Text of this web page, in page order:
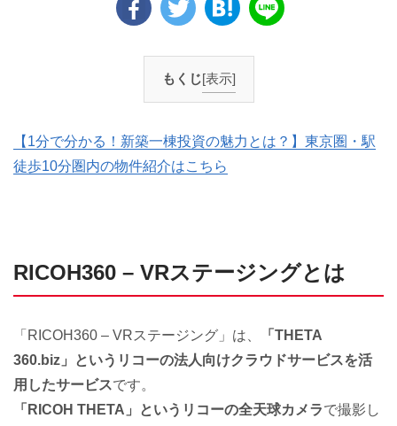
もくじ[表示]
【1分で分かる！新築一棟投資の魅力とは？】東京圏・駅
徒歩10分圏内の物件紹介はこちら
RICOH360 – VRステージングとは
「RICOH360 – VRステージング」は、
「THETA
360.biz」というリコーの法人向けクラウドサービスを活
用したサービスです。
「RICOH THETA」というリコーの全天球カメラで撮影し